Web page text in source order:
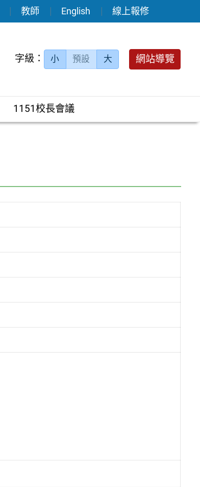
教師 English 線上報修
字級： 小 預設 大 網站導覽
1151校長會議